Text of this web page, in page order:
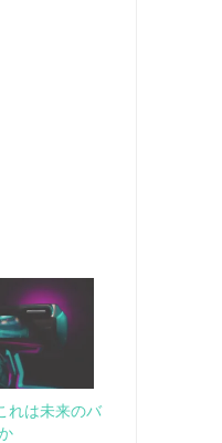
れは未来のバ